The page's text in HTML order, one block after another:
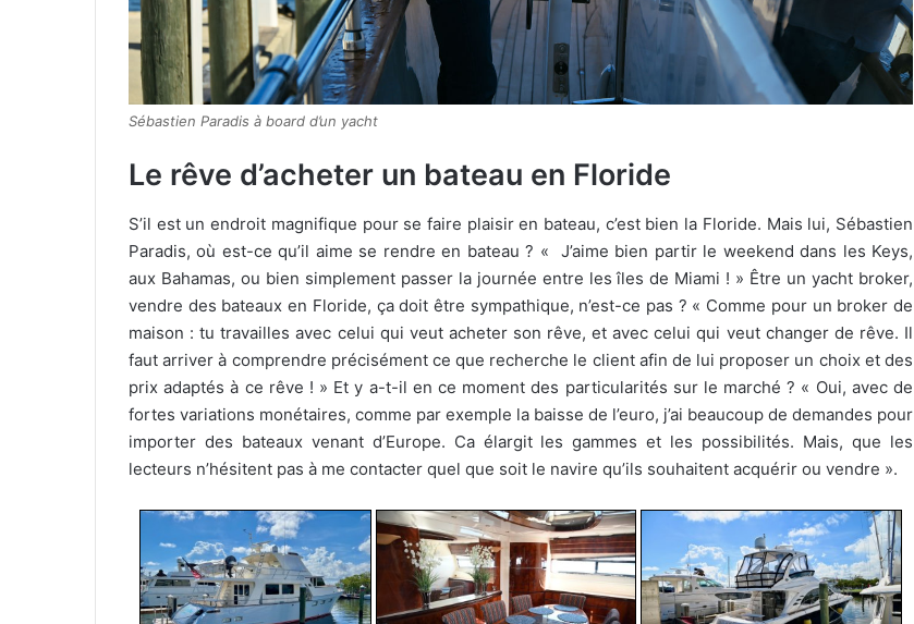
Sébastien Paradis à board d’un yacht
Le rêve d’acheter un bateau en Floride
S’il est un endroit magnifique pour se faire plaisir en bateau, c’est bien la Floride. Mais lui, Sébastien
Paradis, où est-ce qu’il aime se rendre en bateau ? « J’aime bien partir le weekend dans les Keys,
aux Bahamas, ou bien simplement passer la journée entre les îles de Miami ! » Être un yacht broker,
vendre des bateaux en Floride, ça doit être sympathique, n’est-ce pas ? « Comme pour un broker de
maison : tu travailles avec celui qui veut acheter son rêve, et avec celui qui veut changer de rêve. Il
faut arriver à comprendre précisément ce que recherche le client afin de lui proposer un choix et des
prix adaptés à ce rêve ! » Et y a-t-il en ce moment des particularités sur le marché ? « Oui, avec de
fortes variations monétaires, comme par exemple la baisse de l’euro, j’ai beaucoup de demandes pour
importer des bateaux venant d’Europe. Ca élargit les gammes et les possibilités. Mais, que les
lecteurs n’hésitent pas à me contacter quel que soit le navire qu’ils souhaitent acquérir ou vendre ».